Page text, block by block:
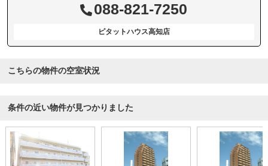
088-821-7250
ピタットハウス高知店
こちらの物件の空室状況
条件の近い物件が見つかりました